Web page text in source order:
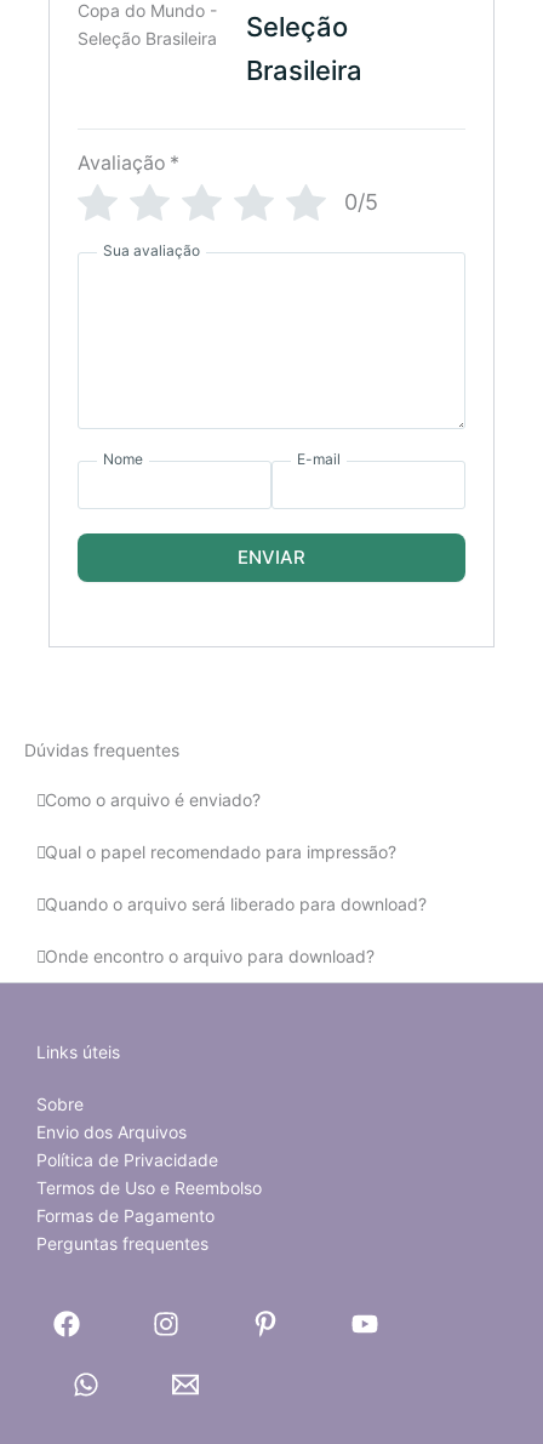
Seleção
Brasileira
Avaliação *
0/5
Sua avaliação
Nome E-mail
ENVIAR
Dúvidas frequentes
Como o arquivo é enviado?
Qual o papel recomendado para impressão?
Quando o arquivo será liberado para download?
Onde encontro o arquivo para download?
Links úteis
Sobre
Envio dos Arquivos
Política de Privacidade
Termos de Uso e Reembolso
Formas de Pagamento
Perguntas frequentes